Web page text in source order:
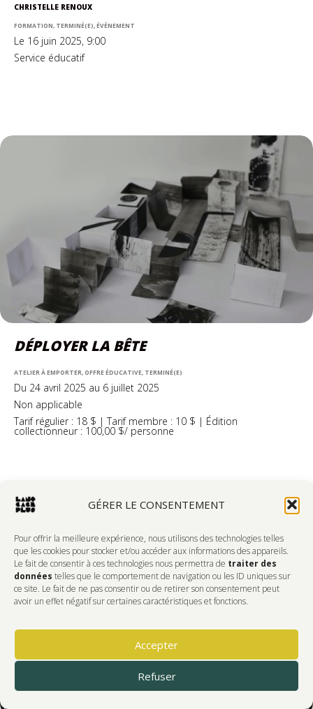
GÉRER LE CONSENTEMENT
Pour offrir la meilleure expérience, nous utilisons des technologies telles
que les cookies pour stocker et/ou accéder aux informations des appareils.
Le fait de consentir à ces technologies nous permettra de traiter des
données telles que le comportement de navigation ou les ID uniques sur
ce site. Le fait de ne pas consentir ou de retirer son consentement peut
avoir un effet négatif sur certaines caractéristiques et fonctions.
Accepter
Refuser
CHRISTELLE RENOUX
FORMATION, TERMINÉ(E), ÉVÉNEMENT
Le 16 juin 2025, 9:00
Service éducatif
DÉPLOYER LA BÊTE
ATELIER À EMPORTER, OFFRE ÉDUCATIVE, TERMINÉ(E)
Du 24 avril 2025 au 6 juillet 2025
Non applicable
Tarif régulier : 18 $ | Tarif membre : 10 $ | Édition
collectionneur : 100,00 $/ personne